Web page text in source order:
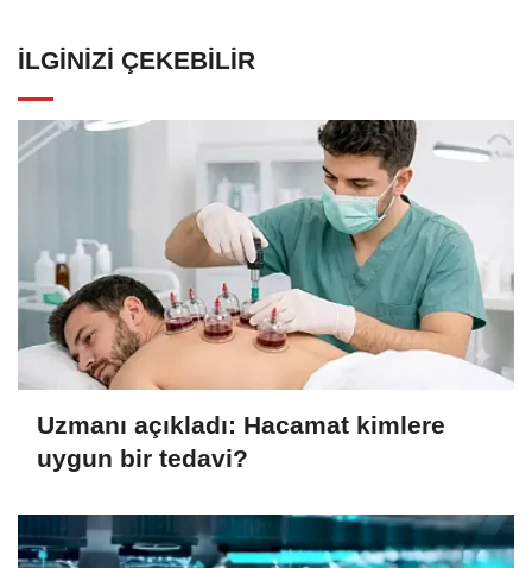
İLGINIZI ÇEKEBILIR
Uzmanı açıkladı: Hacamat kimlere
uygun bir tedavi?